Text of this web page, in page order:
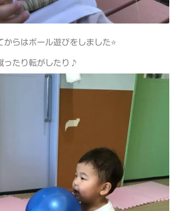
からはボール遊びをしました⭐
ったり転がしたり♪